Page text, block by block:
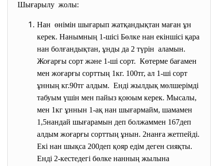
Шығарылу жолы:
Нан өнімін шығарып жатқандықтан маған ұн
керек. Нанымның 1-шісі Бөлке нан екіншісі қара
нан болғандықтан, ұнды да 2 түрін аламын.
Жоғарғы сорт және 1-ші сорт. Көтерме бағамен
мен жоғарғы сорттың 1кг. 100тг, ал 1-ші сорт
ұнның кг.90тг алдым. Енді жылдық мөлшерімді
табуым үшін мен пайыз қоюым керек. Мысалы,
мен 1кг ұннын 1-ақ нан шығармайм, шамамен
1,5нандай шығарамын деп болжаммен 167деп
алдым жоғарғы сорттың ұнын. 2нанға жетпейді.
Екі нан шықса 200деп қояр едім деген сияқты.
Енді 2-кестедегі бөлке нанның жылына